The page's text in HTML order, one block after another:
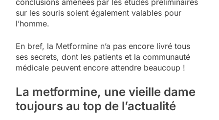
conclusions amenées par les études préliminaires
sur les souris soient également valables pour
l’homme.
En bref, la Metformine n’a pas encore livré tous
ses secrets, dont les patients et la communauté
médicale peuvent encore attendre beaucoup !
La metformine, une vieille dame
toujours au top de l’actualité